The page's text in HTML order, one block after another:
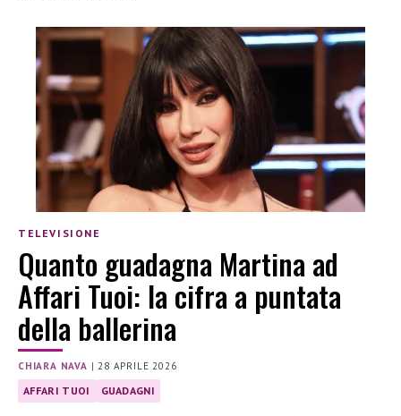
TELEVISIONE
Quanto guadagna Martina ad
Affari Tuoi: la cifra a puntata
della ballerina
CHIARA NAVA |28 APRILE 2026
AFFARI TUOI GUADAGNI